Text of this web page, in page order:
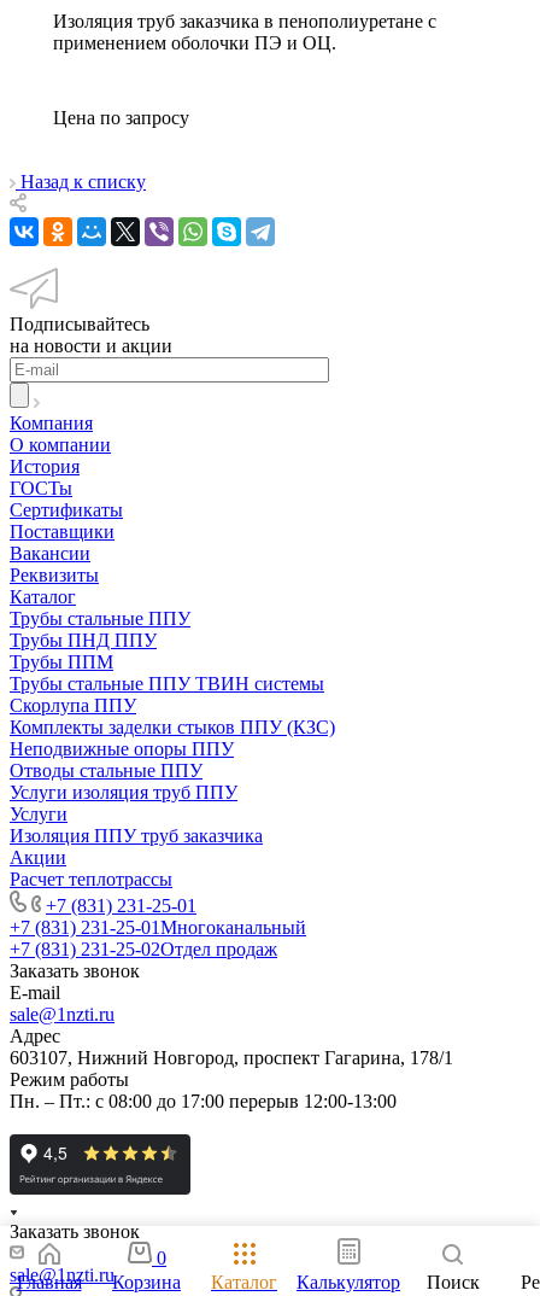
Изоляция труб заказчика в пенополиуретане с
применением оболочки ПЭ и ОЦ.
Цена по запросу
Назад к списку
Подписывайтесь
на новости и акции
Компания
О компании
История
ГОСТы
Сертификаты
Поставщики
Вакансии
Реквизиты
Каталог
Трубы стальные ППУ
Трубы ПНД ППУ
Трубы ППМ
Трубы стальные ППУ ТВИН системы
Скорлупа ППУ
Комплекты заделки стыков ППУ (КЗС)
Неподвижные опоры ППУ
Отводы стальные ППУ
Услуги изоляция труб ППУ
Услуги
Изоляция ППУ труб заказчика
Акции
Расчет теплотрассы
+7 (831) 231-25-01
+7 (831) 231-25-01Многоканальный
+7 (831) 231-25-02Отдел продаж
Заказать звонок
E-mail
sale@1nzti.ru
Адрес
603107, Нижний Новгород, проспект Гагарина, 178/1
Режим работы
Пн. – Пт.: с 08:00 до 17:00 перерыв 12:00-13:00
Заказать звонок
sale@1nzti.ru
Главная
0
Корзина
Каталог Калькулятор Поиск